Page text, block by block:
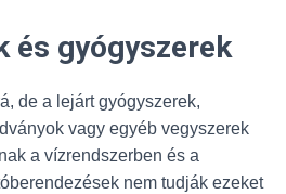
és gyógyszerek
de a lejárt gyógyszerek,
vagy egyéb vegyszerek
a vízrendszerben és a
nem tudják ezeket